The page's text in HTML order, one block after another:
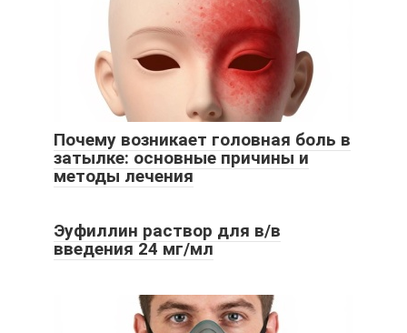
Почему возникает головная боль в
затылке: основные причины и
методы лечения
Эуфиллин раствор для в/в
введения 24 мг/мл